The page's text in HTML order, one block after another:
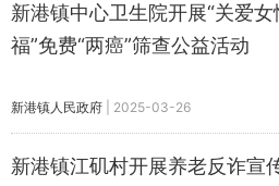
新港镇中心卫生院开展“关爱
福”免费“两癌”筛查公益活动
新港镇人民政府 2025-03-26
新港镇江矶村开展养老反诈宣